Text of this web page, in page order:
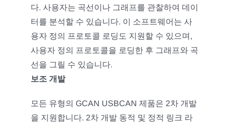
다. 사용자는 곡선이나 그래프를 관찰하여 데이
터를 분석할 수 있습니다. 이 소프트웨어는 사
용자 정의 프로토콜 로딩도 지원할 수 있으며,
사용자 정의 프로토콜을 로딩한 후 그래프와 곡
선을 그릴 수 있습니다.
보조 개발
모든 유형의 GCAN USBCAN 제품은 2차 개발
을 지원합니다. 2차 개발 동적 및 정적 링크 라